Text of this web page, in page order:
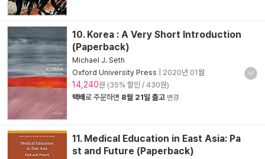
10. Korea : A Very Short Introduction
(Paperback)
Michael J. Seth
Oxford University Press
2020년 01월
14,240원 (35% 할인 / 430원)
택배로 주문하면 8월 21일 출고 변경
11. Medical Education in East Asia: Pa
st and Future (Paperback)